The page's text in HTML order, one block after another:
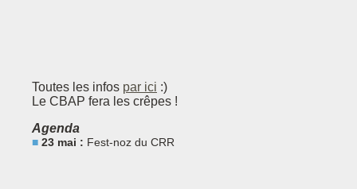
Toutes les infos par ici :)
Le CBAP fera les crêpes !
Agenda
23 mai : Fest-noz du CRR